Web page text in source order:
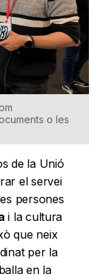
o les
de la Unió
el servei
persones
i la cultura
que neix
per la
en la